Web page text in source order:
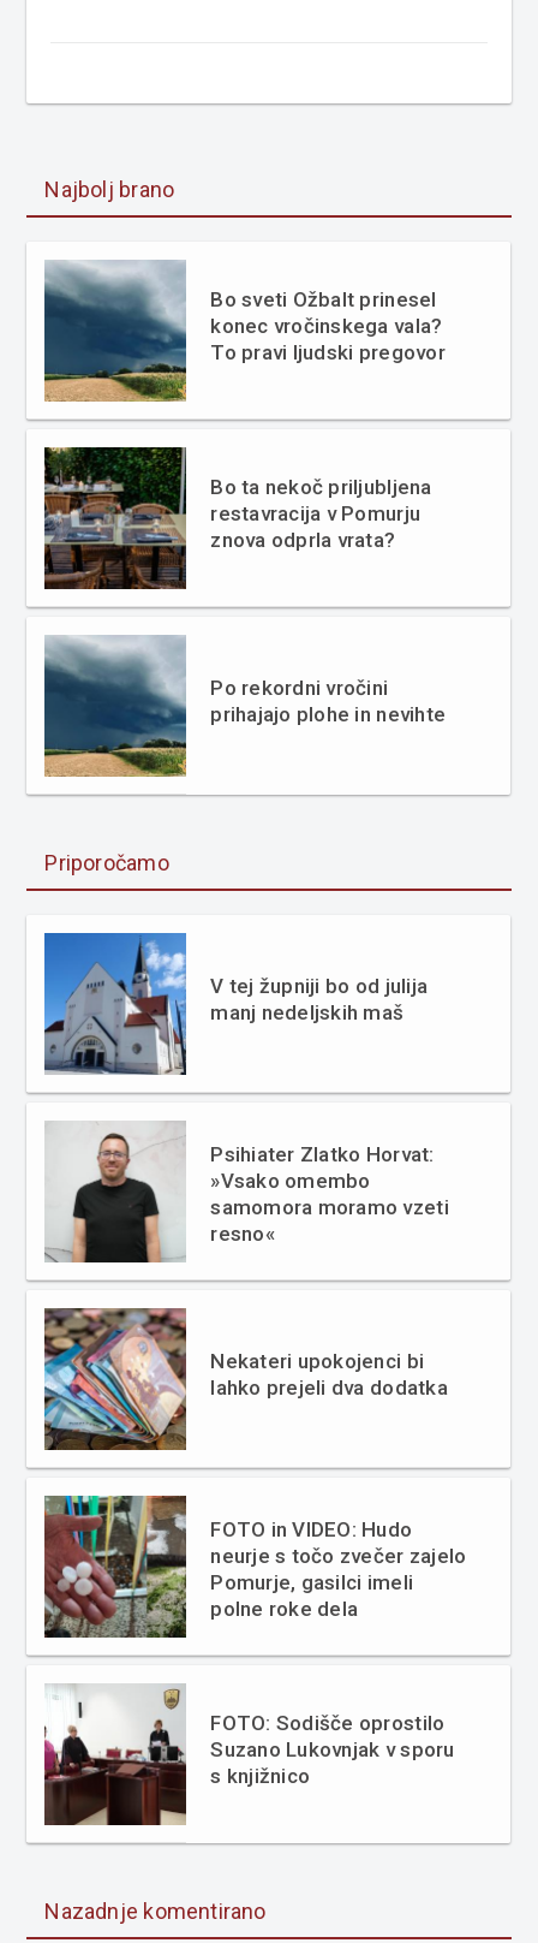
Najbolj brano
Bo sveti Ožbalt prinesel
konec vročinskega vala?
To pravi ljudski pregovor
Bo ta nekoč priljubljena
restavracija v Pomurju
znova odprla vrata?
Po rekordni vročini
prihajajo plohe in nevihte
Priporočamo
V tej župniji bo od julija
manj nedeljskih maš
Psihiater Zlatko Horvat:
»Vsako omembo
samomora moramo vzeti
resno«
Nekateri upokojenci bi
lahko prejeli dva dodatka
FOTO in VIDEO: Hudo
neurje s točo zvečer zajelo
Pomurje, gasilci imeli
polne roke dela
FOTO: Sodišče oprostilo
Suzano Lukovnjak v sporu
s knjižnico
Nazadnje komentirano